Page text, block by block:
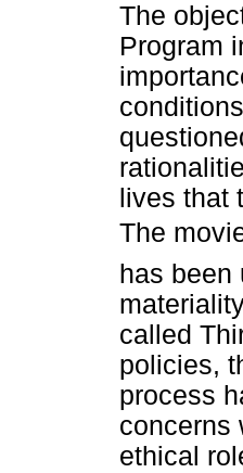
The
Program
lives that
The
has been
called
policies,
process
concerns
ethical